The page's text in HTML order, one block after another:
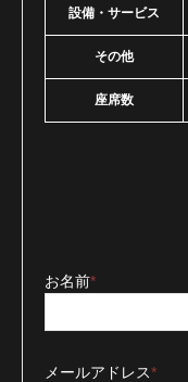
設備・サービス
その他
座席数
お名前*
メールアドレス*